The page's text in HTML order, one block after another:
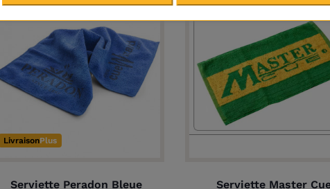
LivraisonPlus
Serviette Peradon Bleue Serviette Master